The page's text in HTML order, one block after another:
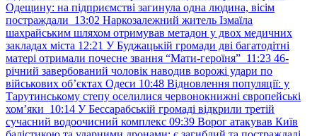
Одещину: на підприємстві загинула одна людина, вісім
постраждали 13:02 Наркозалежний житель Ізмаїла
шахрайським шляхом отримував метадон у двох медичних
закладах міста 12:21 У Буджацькій громади дві багатодітні
матері отримали почесне звання “Мати-героїня” 11:23 46-
річний завербований чоловік наводив ворожі удари по
військових обʼєктах Одеси 10:48 Відновлення популяції: у
Тарутинському степу оселилися червонокнижні європейські
хом’яки 10:14 У Бессарабській громаді відкрили третій
сучасний водоочисний комплекс 09:39 Ворог атакував Київ